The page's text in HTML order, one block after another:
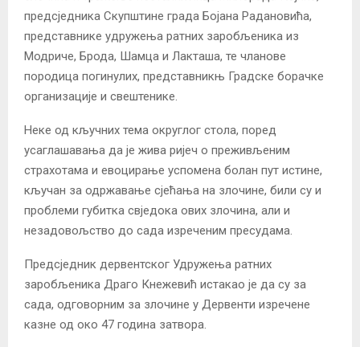
предсједника Скупштине града Бојана Радановића,
представнике удружења ратних заробљеника из
Модриче, Брода, Шамца и Лакташа, те чланове
породица погинулих, представникњ Градске борачке
организације и свештенике.
Неке од кључних тема округлог стола, поред
усаглашавања да је жива ријеч о преживљеним
страхотама и евоцирање успомена болан пут истине,
кључан за одржавање сјећања на злочине, били су и
проблеми губитка свједока ових злочина, али и
незадовољство до сада изреченим пресудама.
Предсједник дервентског Удружења ратних
заробљеника Драго Кнежевић истакао је да су за
сада, одговорним за злочине у Дервенти изречене
казне од око 47 година затвора.